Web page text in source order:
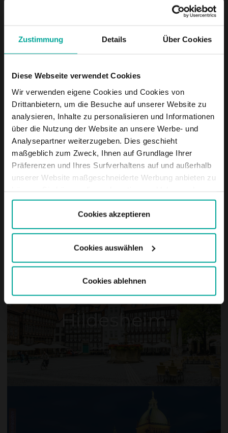
Zustimmung Details Über Cookies
Diese Webseite verwendet Cookies
Wir verwenden eigene Cookies und Cookies von
Drittanbietern, um die Besuche auf unserer Website zu
analysieren, Inhalte zu personalisieren und Informationen
über die Nutzung der Website an unsere Werbe- und
Analysepartner weiterzugeben. Dies geschieht
maßgeblich zum Zweck, Ihnen auf Grundlage Ihrer
Präferenzen und Ihres Surfverhaltens auf und außerhalb
unserer Website maßgeschneiderte Werbung anbieten zu
Ihre Präferenzen auswählen, indem Sie auf die
entsprechende Schaltfläche klicken. Weitere
Informationen finden Sie in der Cookie-Richtlinie.
Cookies akzeptieren
Cookies auswählen
Cookies ablehnen
Hattingen
Hildesheim